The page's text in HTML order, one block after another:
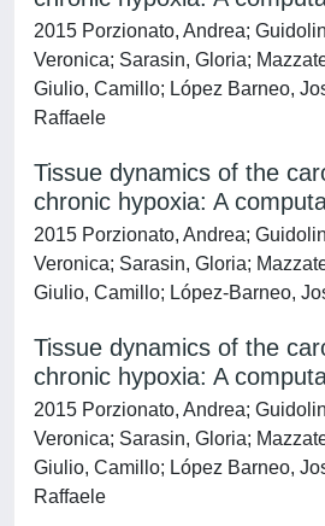
2015 Porzionato, Andrea;
Veronica; Sarasin, Gloria;
Giulio, Camillo; López Barneo,
Raffaele
Tissue dynamics of the
chronic hypoxia: A
2015 Porzionato, Andrea;
Veronica; Sarasin, Gloria;
Giulio, Camillo; López-Barneo,
Tissue dynamics of the
chronic hypoxia: A
2015 Porzionato, Andrea;
Veronica; Sarasin, Gloria;
Giulio, Camillo; López Barneo,
Raffaele